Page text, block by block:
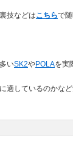
技などはこちらで
いSK2やPOLAを実
しているのかな